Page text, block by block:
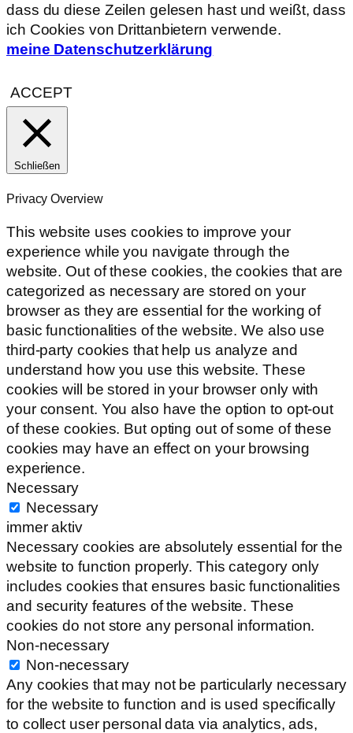
dass du diese Zeilen gelesen hast und weißt, dass
ich Cookies von Drittanbietern verwende.
meine Datenschutzerklärung
ACCEPT
Schließen
Privacy Overview
This website uses cookies to improve your
experience while you navigate through the
website. Out of these cookies, the cookies that are
categorized as necessary are stored on your
browser as they are essential for the working of
basic functionalities of the website. We also use
third-party cookies that help us analyze and
understand how you use this website. These
cookies will be stored in your browser only with
your consent. You also have the option to opt-out
of these cookies. But opting out of some of these
cookies may have an effect on your browsing
experience.
Necessary
Necessary
immer aktiv
Necessary cookies are absolutely essential for the
website to function properly. This category only
includes cookies that ensures basic functionalities
and security features of the website. These
cookies do not store any personal information.
Non-necessary
Non-necessary
Any cookies that may not be particularly necessary
for the website to function and is used specifically
to collect user personal data via analytics, ads,